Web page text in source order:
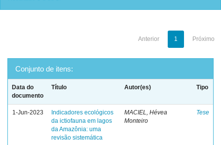
Anterior 1 Próximo
Conjunto de itens:
Data do
documento
Título Autor(es) Tipo
1-Jun-2023
Indicadores ecológicos
da ictiofauna em lagos
da Amazônia: uma
revisão sistemática
MACIEL, Hévea
Monteiro
Tese